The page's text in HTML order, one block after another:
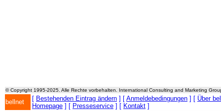
© Copyright 1995-2025. Alle Rechte vorbehalten. International Consulting and Marketing
bellnet [ Bestehenden Eintrag ändern ] [ Anmeldebedingungen ] [ Über
Homepage ] [ Presseservice ] [ Kontakt ]